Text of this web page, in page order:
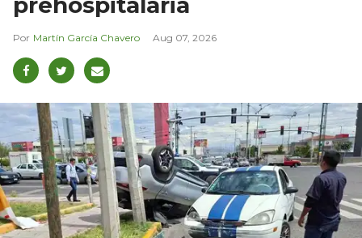
Martín García Chavero Aug 07, 2026